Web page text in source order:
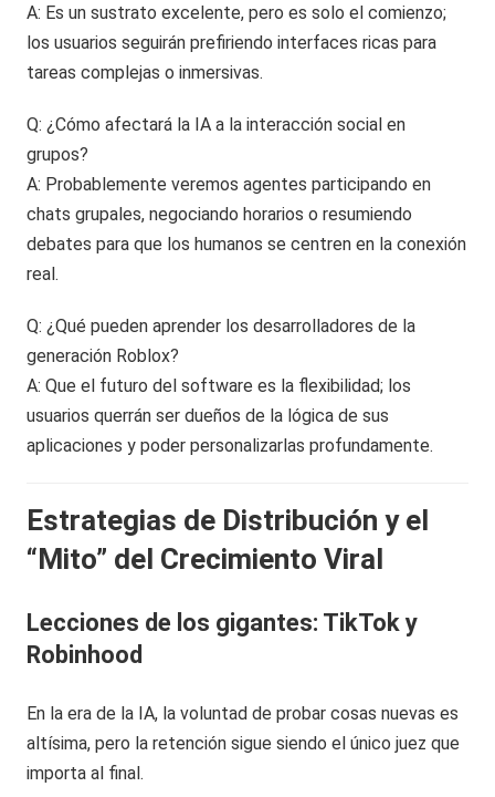
A: Es un sustrato excelente, pero es solo el comienzo;
los usuarios seguirán prefiriendo interfaces ricas para
tareas complejas o inmersivas.
Q: ¿Cómo afectará la IA a la interacción social en
grupos?
A: Probablemente veremos agentes participando en
chats grupales, negociando horarios o resumiendo
debates para que los humanos se centren en la conexión
real.
Q: ¿Qué pueden aprender los desarrolladores de la
generación Roblox?
A: Que el futuro del software es la flexibilidad; los
usuarios querrán ser dueños de la lógica de sus
aplicaciones y poder personalizarlas profundamente.
Estrategias de Distribución y el
“Mito” del Crecimiento Viral
Lecciones de los gigantes: TikTok y
Robinhood
En la era de la IA, la voluntad de probar cosas nuevas es
altísima, pero la retención sigue siendo el único juez que
importa al final.